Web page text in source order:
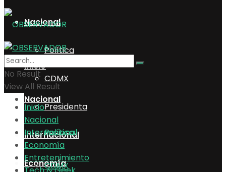
Nacional
Política
CDMX
Presidenta
Internacional
Economía
Inicio
Nacional
Política
CDMX
No Result
View All Result
Inicio
Nacional
Internacional
Economía
Entretenimiento